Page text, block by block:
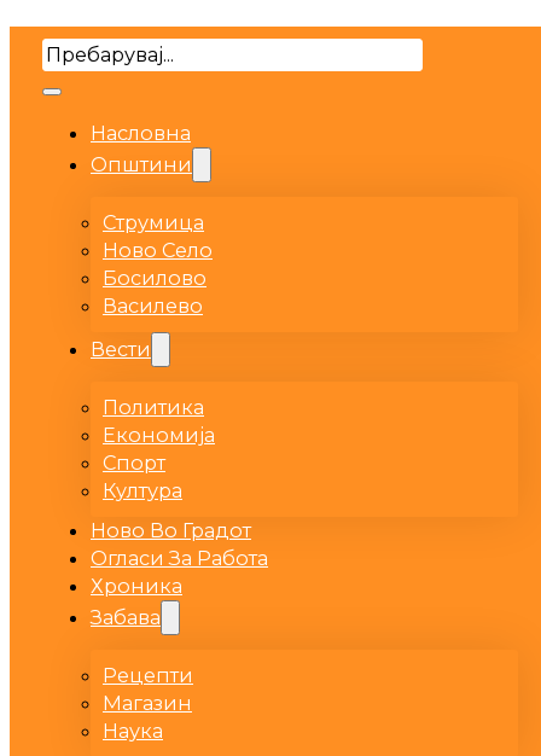
Search
Насловна
Општини
Струмица
Ново Село
Босилово
Василево
Вести
Политика
Економија
Спорт
Култура
Ново Во Градот
Огласи За Работа
Хроника
Забава
Рецепти
Магазин
Наука